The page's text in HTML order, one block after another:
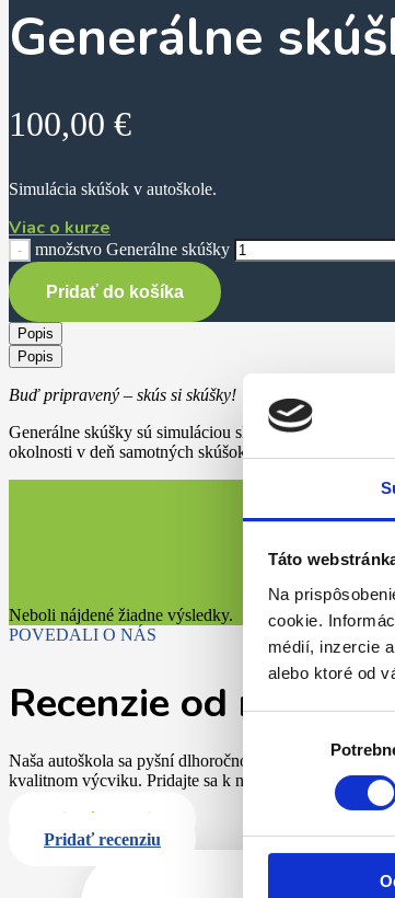
Táto
Na
cookie.
médií, inzercie
alebo ktoré od
Generálne
100,00 €
Simulácia skúšok v autoškole.
Viac o kurze
množstvo Generálne skúšky
Pridať do košíka
Popis
Popis
Buď pripravený – skús si skúšky!
Generálne skúšky sú simuláciou skutočných skúšok
okolnosti v deň samotných skúšok a môžu sa sústrediť
Neboli nájdené žiadne výsledky.
POVEDALI O NÁS
Recenzie od našich
Naša autoškola sa pyšní dlhoročnou skúsenosťou a
kvalitnom výcviku. Pridajte sa k nám a začnite svoju
Pridať recenziu
Pridať recenziu